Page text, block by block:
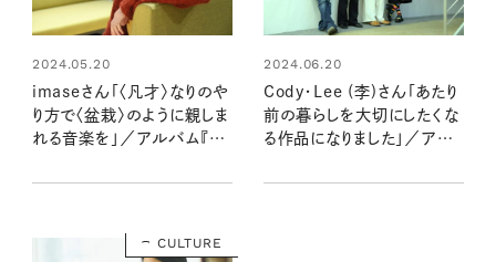
2024.05.20
imaseさん「〈凡才〉なりのや
り方で〈盆栽〉のように親しま
れる音楽を」／アルバム『凡
2024.06.20
Cody・Lee (李)さん「あたり
前の暮らしを大切にしたくな
る作品になりました」／アル
ー
CULTURE